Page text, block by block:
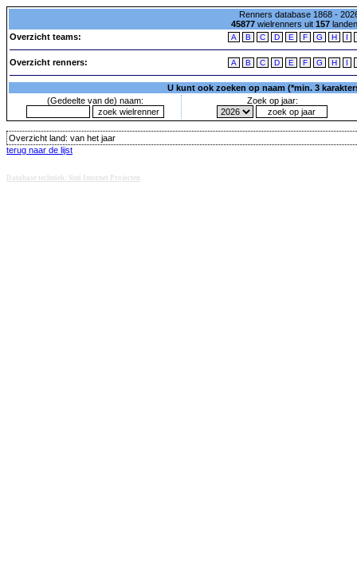
Renners database 1868 -
45877wielrenners uit 157
Overzicht teams:
A B C D E F G H I
Overzicht renners: A B C D E F G H I
U kunt ook zoeken op naam (*min. 3
(Gedeelte van de) naam:
Zoek op jaar:
Overzicht land: van het jaar
terug naar de lijst
Database techniek: Sini Internet Projecten